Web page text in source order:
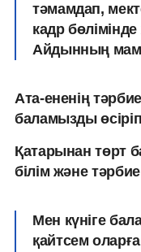
тәмамдап,
кадр
Айдынның
Ата-ененің
баламызды
Қатарынан төрт
білім және
Мен күніге
қайтсем